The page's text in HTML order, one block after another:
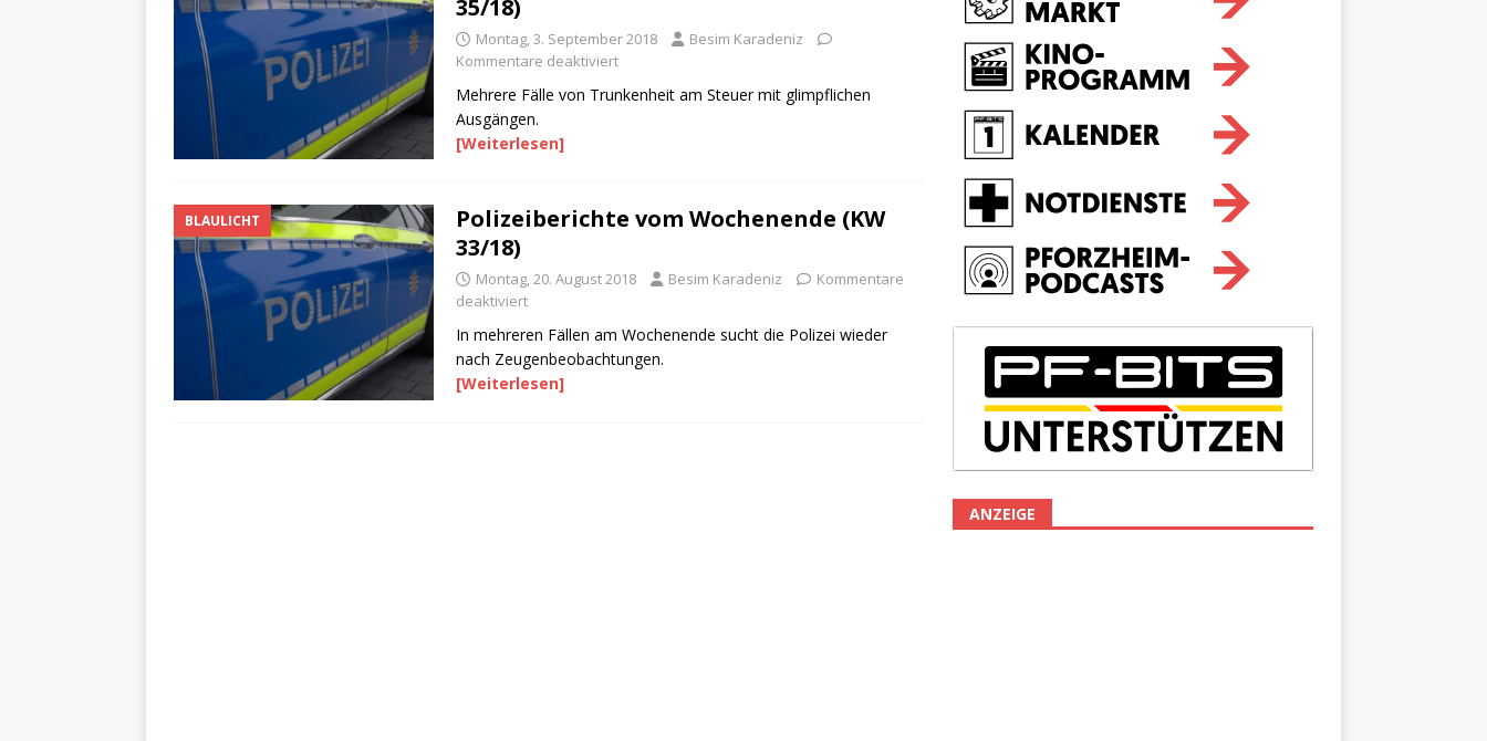
35/18)
Montag, 3. September 2018
Besim Karadeniz
Kommentare deaktiviert
Mehrere Fälle von Trunkenheit am Steuer mit glimpflichen
Ausgängen.
[Weiterlesen]
BLAULICHT
Polizeiberichte vom Wochenende (KW
33/18)
Montag, 20. August 2018 Besim Karadeniz
Kommentare
deaktiviert
In mehreren Fällen am Wochenende sucht die Polizei wieder
nach Zeugenbeobachtungen.
[Weiterlesen]
ANZEIGE